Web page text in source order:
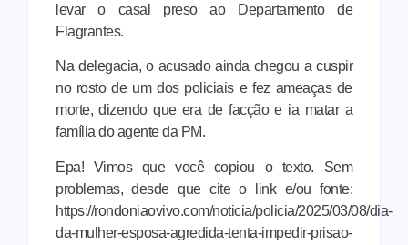
levar o casal preso ao Departamento de
Flagrantes.
Na delegacia, o acusado ainda chegou a cuspir
no rosto de um dos policiais e fez ameaças de
morte, dizendo que era de facção e ia matar a
família do agente da PM.
Epa! Vimos que você copiou o texto. Sem
problemas, desde que cite o link e/ou fonte:
https://rondoniaovivo.com/noticia/policia/2025/03/08/dia-
da-mulher-esposa-agredida-tenta-impedir-prisao-